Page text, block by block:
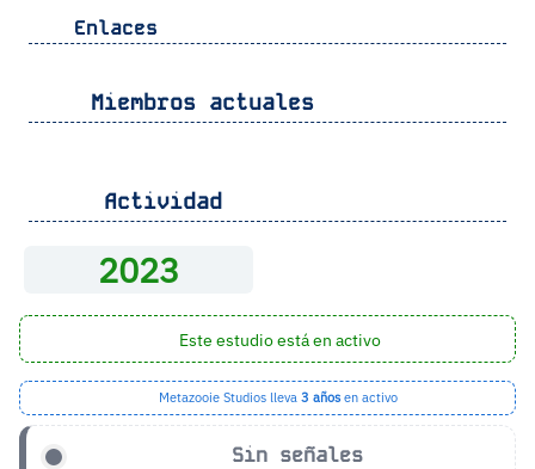
Enlaces
Miembros actuales
Actividad
2023
Este estudio está en activo
Metazooie Studios lleva 3 añosen activo
Sin señales